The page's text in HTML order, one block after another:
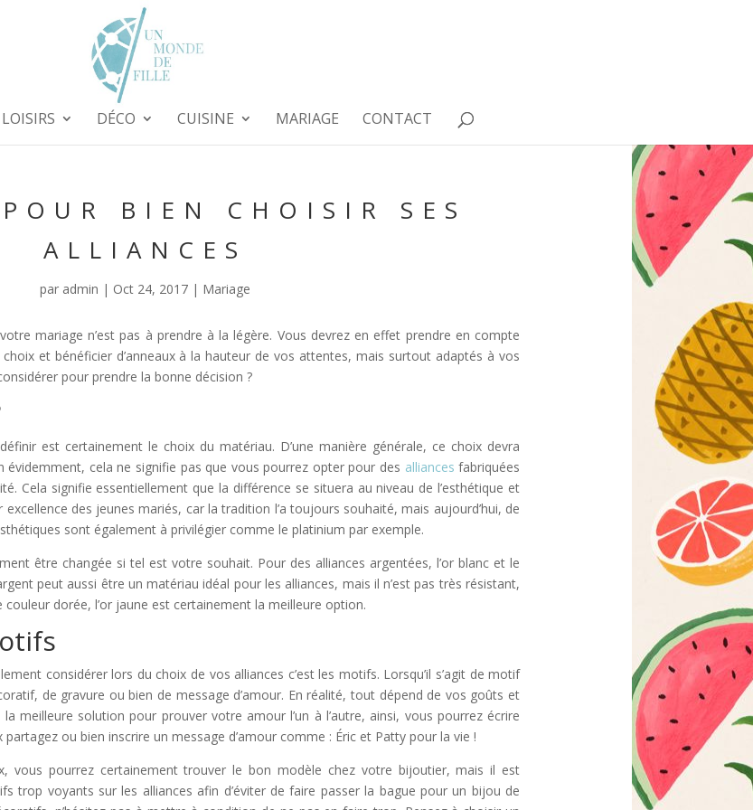
LOISIRS DÉCO CUISINE MARIAGE CONTACT
BIEN CHOISIR SES
ALLIANCES
par admin | Oct 24, 2017 | Mariage
mariage n’est pas à prendre à la légère. Vous devrez en effet prendre en compte
et bénéficier d’anneaux à la hauteur de vos attentes, mais surtout adaptés à vos
pour prendre la bonne décision ?
est certainement le choix du matériau. D’une manière générale, ce choix devra
cela ne signifie pas que vous pourrez opter pour des alliances fabriquées
Cela signifie essentiellement que la différence se situera au niveau de l’esthétique et
excellence des jeunes mariés, car la tradition l’a toujours souhaité, mais aujourd’hui, de
sont également à privilégier comme le platinium par exemple.
être changée si tel est votre souhait. Pour des alliances argentées, l’or blanc et le
peut aussi être un matériau idéal pour les alliances, mais il n’est pas très résistant,
dorée, l’or jaune est certainement la meilleure option.
considérer lors du choix de vos alliances c’est les motifs. Lorsqu’il s’agit de motif
de gravure ou bien de message d’amour. En réalité, tout dépend de vos goûts et
meilleure solution pour prouver votre amour l’un à l’autre, ainsi, vous pourrez écrire
ou bien inscrire un message d’amour comme : Éric et Patty pour la vie !
vous pourrez certainement trouver le bon modèle chez votre bijoutier, mais il est
trop voyants sur les alliances afin d’éviter de faire passer la bague pour un bijou de